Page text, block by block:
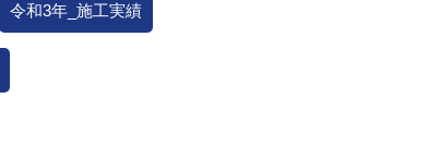
令和3年_施工実績